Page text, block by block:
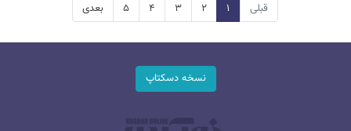
قبلی ۱ ۲ ۳ ۴ ۵ بعدی
نسخه دسکتاپ